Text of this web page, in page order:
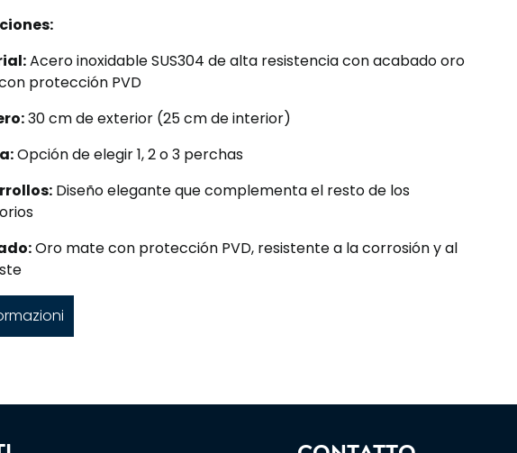
Acero inoxidable SUS304 de alta resistencia con acabado oro
protección PVD
30 cm de exterior (25 cm de interior)
Opción de elegir 1, 2 o 3 perchas
Diseño elegante que complementa el resto de los
Oro mate con protección PVD, resistente a la corrosión y al